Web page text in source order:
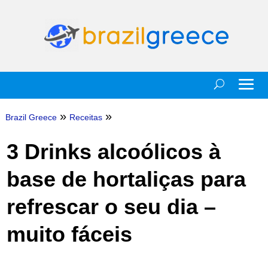
Brazil Greece » Receitas »
3 Drinks alcoólicos à
base de hortaliças para
refrescar o seu dia –
muito fáceis